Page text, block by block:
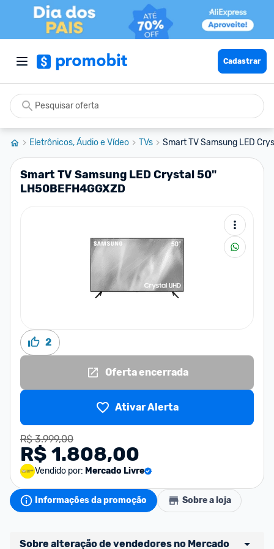
Cadastrar
Eletrônicos, Áudio e Vídeo TVs Smart TV Samsung LED
Smart TV Samsung LED Crystal 50"
LH50BEFH4GGXZD
2
Oferta encerrada
Ativar Alerta
R$ 3.999,00
R$ 1.808,00
Vendido por: Mercado Livre
Informações da promoção Sobre a loja
Sobre alteração de vendedores no Mercado